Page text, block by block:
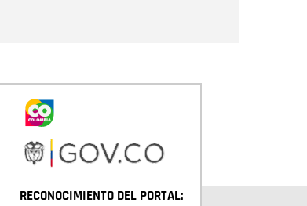
RECONOCIMIENTO DEL PORTAL: